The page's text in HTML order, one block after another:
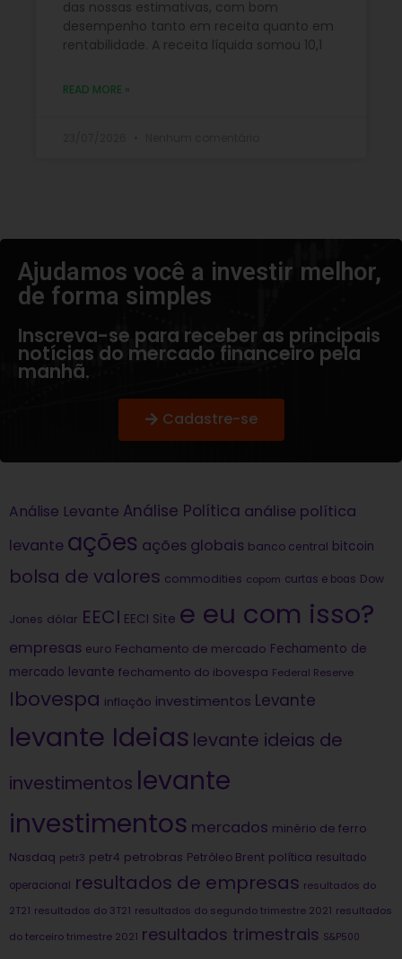
das nossas estimativas, com bom
desempenho tanto em receita quanto em
rentabilidade. A receita líquida somou 10,1
READ MORE »
Ajudamos você a investir melhor,
de forma simples​
Inscreva-se para receber as principais
notícias do mercado financeiro pela
manhã.
Cadastre-se
Análise Levante Análise Política análise política
levante ações ações globais banco central bitcoin
bolsa de valores commodities copom curtas e boas Dow
Jones dólar EECI EECI Site e eu com isso?
empresas euro Fechamento de mercado Fechamento de
mercado levante fechamento do ibovespa Federal Reserve
Ibovespa inflação investimentos Levante
levante Ideias levante ideias de
investimentos levante
investimentos mercados minério de ferro
Nasdaq petr3 petr4 petrobras Petróleo Brent política resultado
operacional resultados de empresas resultados do
2T21 resultados do 3T21 resultados do segundo trimestre 2021 resultados
do terceiro trimestre 2021 resultados trimestrais S&P500